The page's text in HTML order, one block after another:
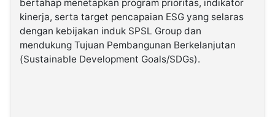
bertahap menetapkan program prioritas, indikator
kinerja, serta target pencapaian ESG yang selaras
dengan kebijakan induk SPSL Group dan
mendukung Tujuan Pembangunan Berkelanjutan
(Sustainable Development Goals/SDGs).